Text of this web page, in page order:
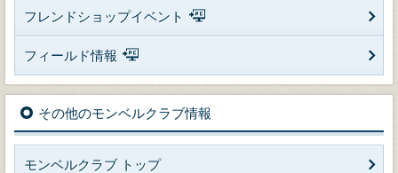
フレンドショップイベント
フィールド情報
その他のモンベルクラブ情報
モンベルクラブ トップ